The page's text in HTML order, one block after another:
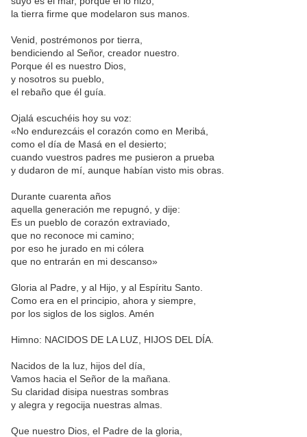
la tierra firme que modelaron sus manos.
Venid, postrémonos por tierra,
bendiciendo al Señor, creador nuestro.
Porque él es nuestro Dios,
y nosotros su pueblo,
el rebaño que él guía.
Ojalá escuchéis hoy su voz:
«No endurezcáis el corazón como en Meribá,
como el día de Masá en el desierto;
cuando vuestros padres me pusieron a prueba
y dudaron de mí, aunque habían visto mis obras.
Durante cuarenta años
aquella generación me repugnó, y dije:
Es un pueblo de corazón extraviado,
que no reconoce mi camino;
por eso he jurado en mi cólera
que no entrarán en mi descanso»
Gloria al Padre, y al Hijo, y al Espíritu Santo.
Como era en el principio, ahora y siempre,
por los siglos de los siglos. Amén
Himno: NACIDOS DE LA LUZ, HIJOS DEL DÍA.
Nacidos de la luz, hijos del día,
Vamos hacia el Señor de la mañana.
Su claridad disipa nuestras sombras
y alegra y regocija nuestras almas.
Que nuestro Dios, el Padre de la gloria,